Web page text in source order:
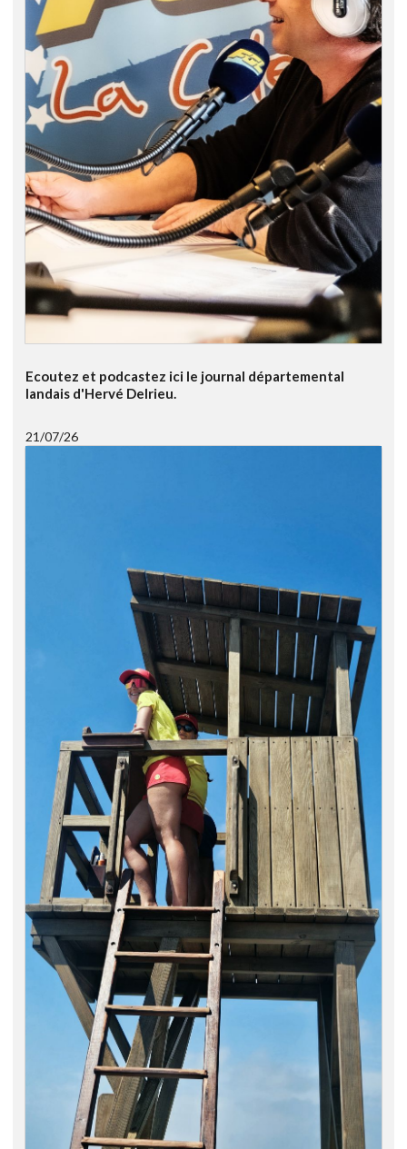
Ecoutez et podcastez ici le journal départemental
landais d'Hervé Delrieu.
21/07/26